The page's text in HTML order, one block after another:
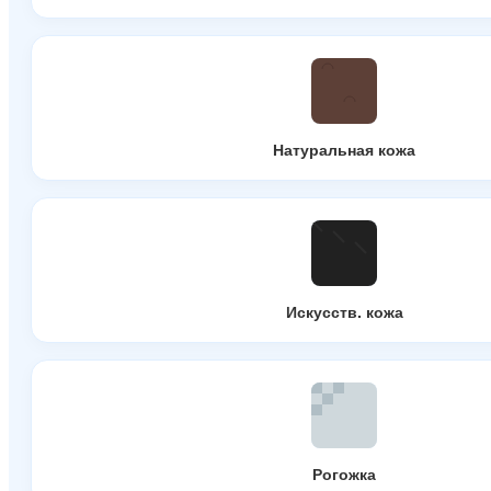
Натуральная кожа
Искусств. кожа
Рогожка